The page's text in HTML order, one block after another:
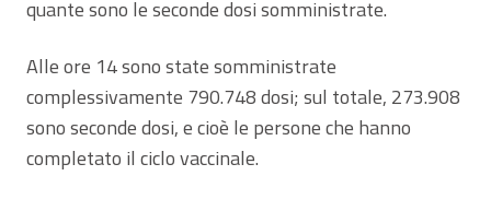
quante sono le seconde dosi somministrate.
Alle ore 14 sono state somministrate
complessivamente 790.748 dosi; sul totale, 273.908
sono seconde dosi, e cioè le persone che hanno
completato il ciclo vaccinale.